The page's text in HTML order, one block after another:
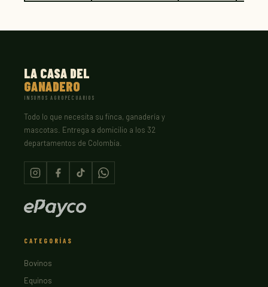
LA CASA DEL
GANADERO
INSUMOS AGROPECUARIOS
Todo lo que necesita su finca, ganadería y
mascotas. Entrega a domicilio a los 32
departamentos de Colombia.
CATEGORÍAS
Bovinos
Equinos